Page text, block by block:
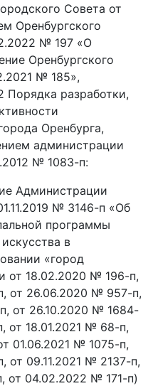
Совета от
Оренбургского
№ 197 «О
Оренбургского
№ 185»,
Порядка разработки,
Оренбурга,
администрации
№ 1083-п:
Администрации
№ 3146-п «Об
программы
в
«город
от 18.02.2020 № 196-п,
от 26.06.2020 № 957-п,
от 26.10.2020 № 1684-
от 18.01.2021 № 68-п,
01.06.2021 № 1075-п,
от 09.11.2021 № 2137-п,
от 04.02.2022 № 171-п)